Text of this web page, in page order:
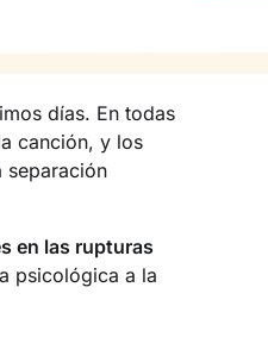
días. En todas
canción, y los
separación
en las rupturas
psicológica a la